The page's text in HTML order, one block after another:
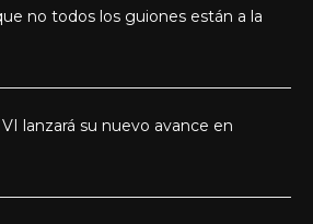
no todos los guiones están a la
lanzará su nuevo avance en